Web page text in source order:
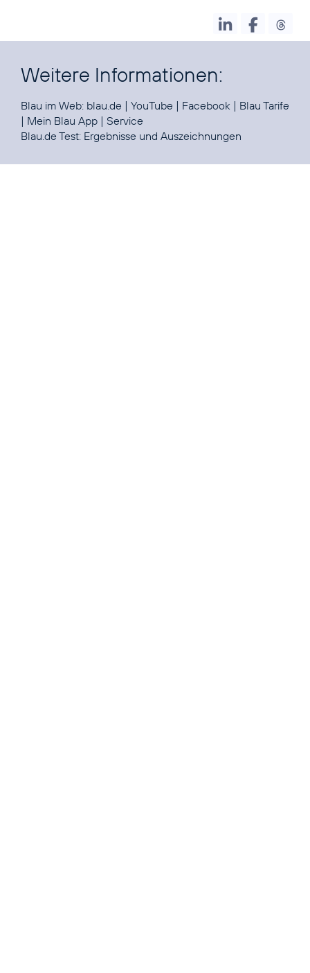
Weitere Informationen:
Blau im Web: blau.de | YouTube | Facebook | Blau Tarife
| Mein Blau App | Service
Blau.de Test: Ergebnisse und Auszeichnungen